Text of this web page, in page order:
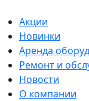
Акции
Новинки
Аренда
Ремонт и
Новости
О компании